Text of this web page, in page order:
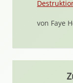
von Faye